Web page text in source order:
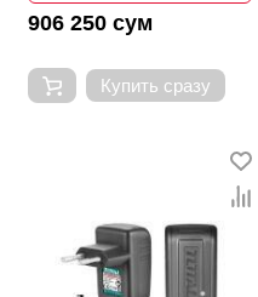
906 250 сум
Купить сразу